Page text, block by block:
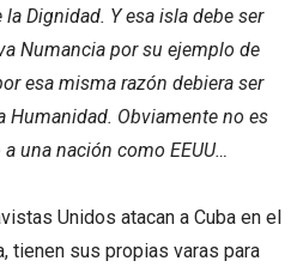
Dignidad. Y esa isla debe ser
Numancia por su ejemplo de
esa misma razón debiera ser
Humanidad. Obviamente no es
una nación como EEUU…
Unidos atacan a Cuba en el
tienen sus propias varas para